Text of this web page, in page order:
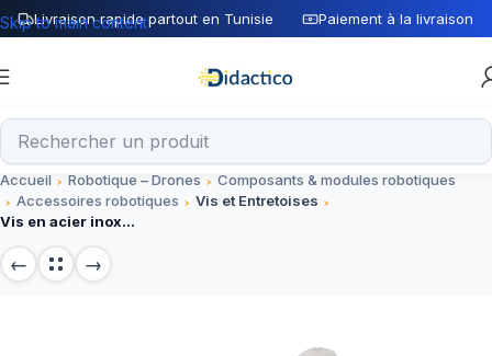
Livraison rapide partout en Tunisie Paiement à la livraison
Skip to main content
Accueil Robotique – Drones
Composants & modules robotiques
Accessoires robotiques
Vis et Entretoises
Vis en acier inoxydable M3 16mm 304 – Accessoires robotiques